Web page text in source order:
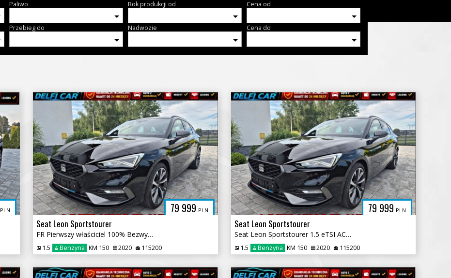
Paliwo Rok produkcji od Cena od
Przebieg do Nadwozie Cena do
PLN 79 999 PLN
Seat Leon Sportstourer
FR Pierwszy właściciel 100% Bezwypadkowy Automat
1.5 Benzyna KM 150 2020 115200
79 999 PLN
Seat Leon Sportstourer
Seat Leon Sportstourer 1.5 eTSI ACT OPF DSG FR Plus
1.5 Benzyna KM 150 2020 115200